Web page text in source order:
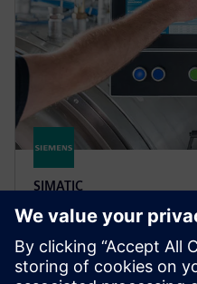
SIMATIC
SIMATIC
RFID-based access
equipment, enabling